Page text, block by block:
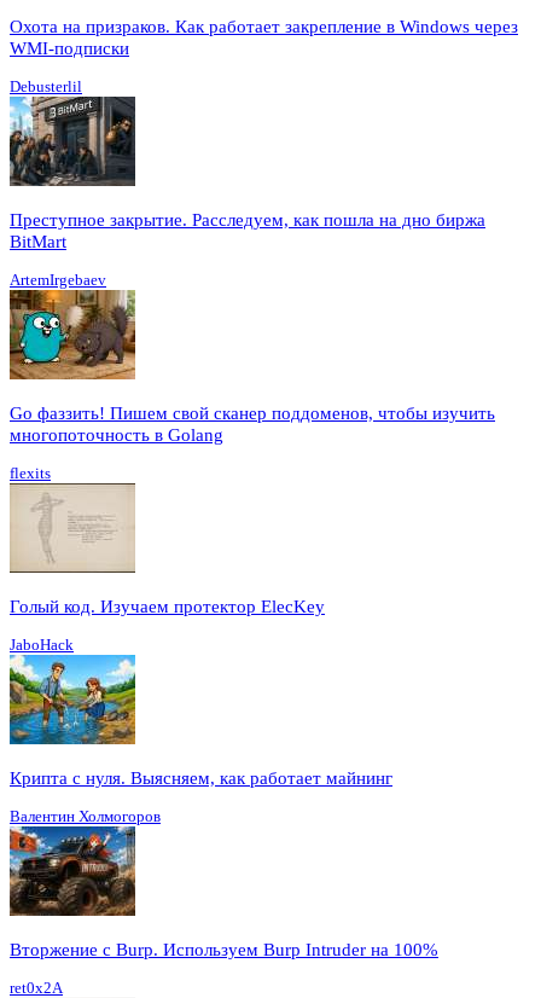
Охота на призраков. Как работает закрепление в Windows через
WMI-подписки
Debusterlil
Преступное закрытие. Расследуем, как пошла на дно биржа
BitMart
ArtemIrgebaev
Go фаззить! Пишем свой сканер поддоменов, чтобы изучить
многопоточность в Golang
flexits
Голый код. Изучаем протектор ElecKey
JaboHack
Крипта с нуля. Выясняем, как работает майнинг
Валентин Холмогоров
Вторжение с Burp. Используем Burp Intruder на 100%
ret0x2A